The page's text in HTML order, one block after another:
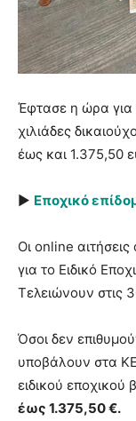
Έφτασε η ώρα για
χιλιάδες
έως και 1.375,50
► Εποχικό
Οι online
για το Ειδικό
Τελειώνουν στις
Όσοι δεν
υποβάλουν στα
ειδικού εποχικού
έως 1.375,50 €.